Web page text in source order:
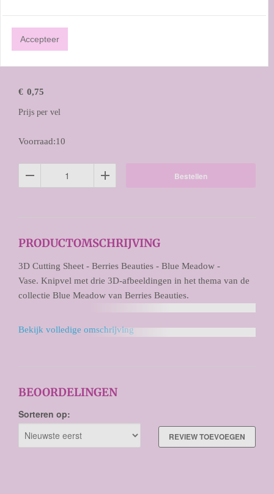
€ 0,75
Prijs per vel
Voorraad:10
Bestellen
PRODUCTOMSCHRIJVING
3D Cutting Sheet - Berries Beauties - Blue Meadow -
Vase. Knipvel met drie 3D-afbeeldingen in het thema van de
collectie Blue Meadow van Berries Beauties.
Bekijk volledige omschrijving
BEOORDELINGEN
Sorteren op:
REVIEW TOEVOEGEN
Accepteer